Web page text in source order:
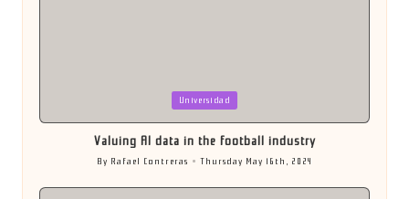
Universidad
Valuing AI data in the football industry
Posted
By Rafael Contreras Thursday May 16th, 2024